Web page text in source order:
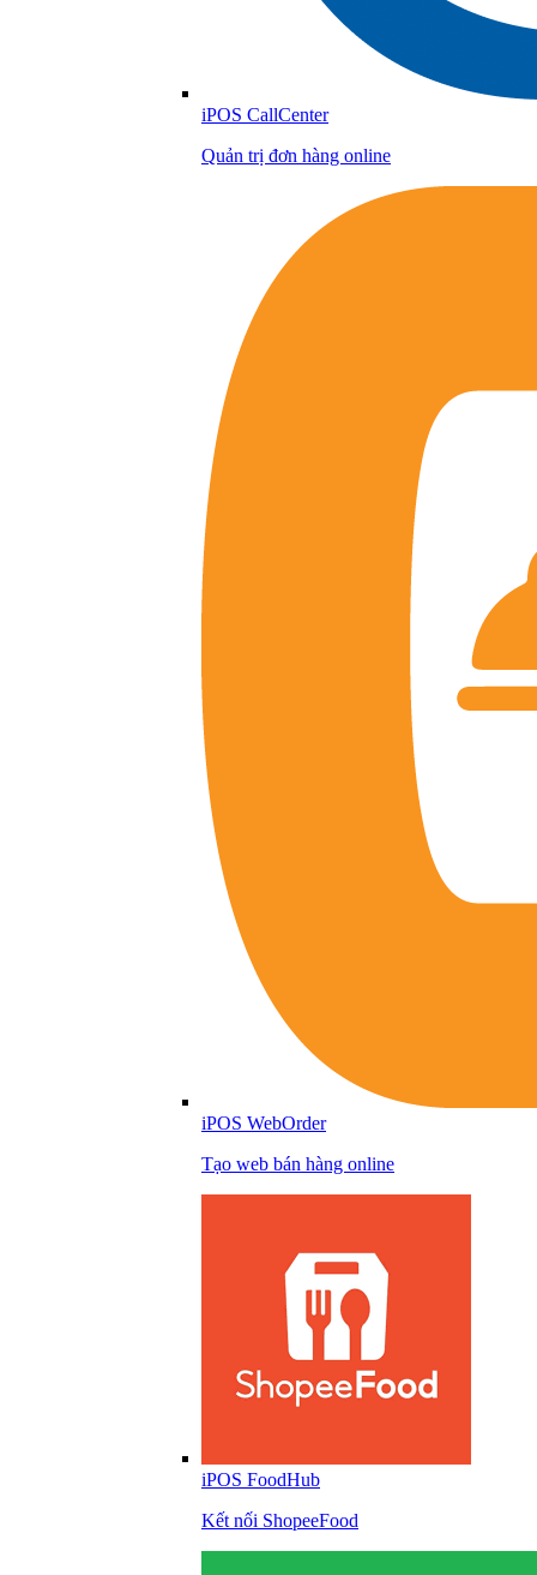
iPOS CallCenter
Quản trị đơn hàng online
iPOS WebOrder
Tạo web bán hàng online
iPOS FoodHub
Kết nối ShopeeFood